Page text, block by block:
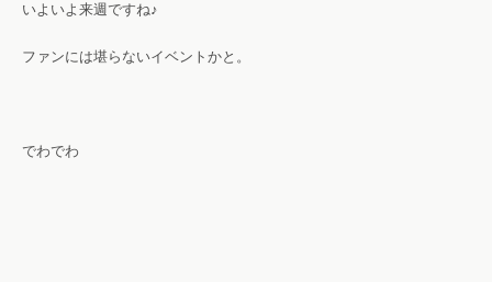
いよいよ来週ですね♪
ファンには堪らないイベントかと。
でわでわ